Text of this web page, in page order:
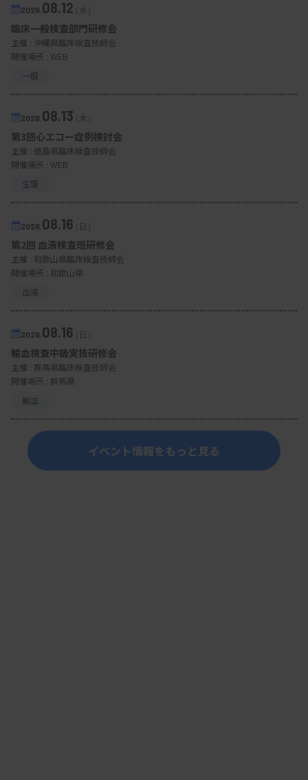
2026. 08.12（水）
臨床一般検査部門研修会
主催 : 沖縄県臨床検査技師会
開催場所 : WEB
一般
2026. 08.13（木）
第3回心エコー症例検討会
主催 : 徳島県臨床検査技師会
開催場所 : WEB
生理
2026. 08.16（日）
第2回 血液検査班研修会
主催 : 和歌山県臨床検査技師会
開催場所 : 和歌山県
血液
2026. 08.16（日）
輸血検査中級実技研修会
主催 : 群馬県臨床検査技師会
開催場所 : 群馬県
輸血
イベント情報をもっと見る